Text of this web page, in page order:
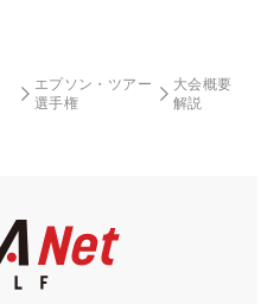
エプソン・ツアー
選手権
大会概要
解説